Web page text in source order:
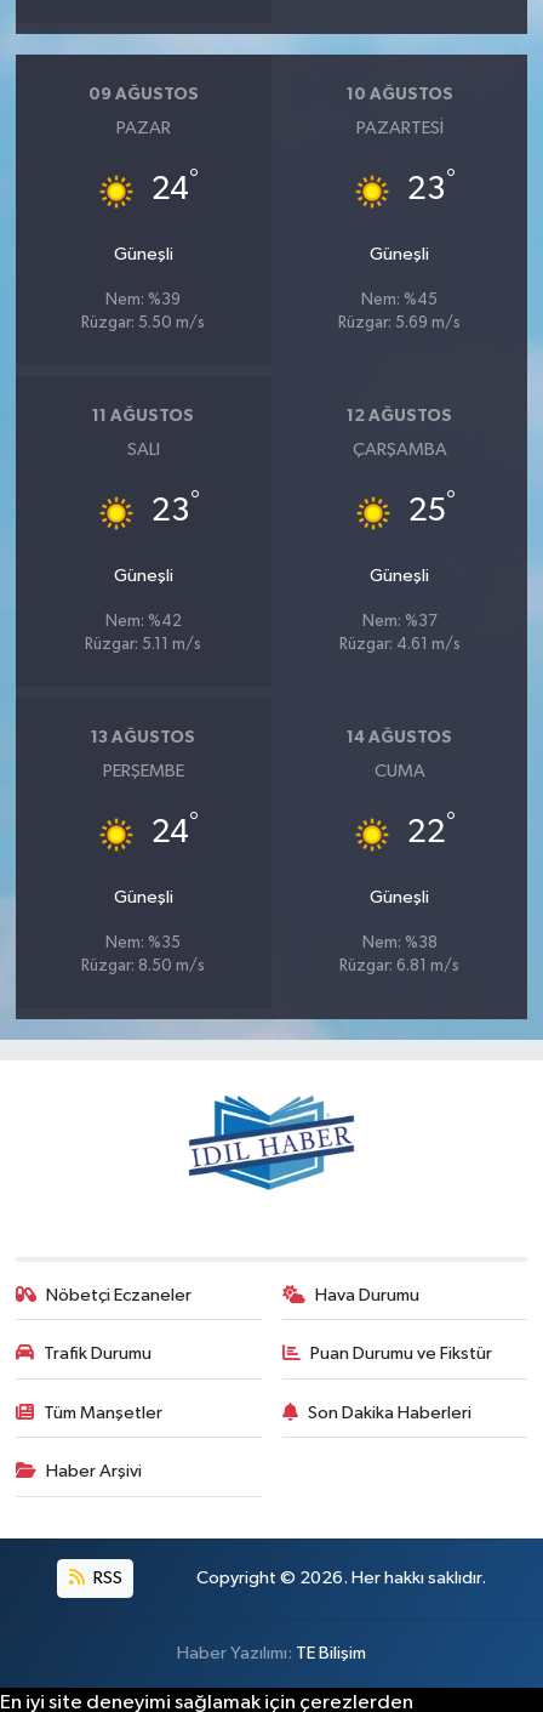
09 AĞUSTOS
PAZAR
24°
Güneşli
Nem: %39
Rüzgar: 5.50 m/s
10 AĞUSTOS
PAZARTESI
23°
Güneşli
Nem: %45
Rüzgar: 5.69 m/s
11 AĞUSTOS
SALI
23°
Güneşli
Nem: %42
Rüzgar: 5.11 m/s
12 AĞUSTOS
ÇARŞAMBA
25°
Güneşli
Nem: %37
Rüzgar: 4.61 m/s
13 AĞUSTOS
PERŞEMBE
24°
Güneşli
Nem: %35
Rüzgar: 8.50 m/s
14 AĞUSTOS
CUMA
22°
Güneşli
Nem: %38
Rüzgar: 6.81 m/s
Nöbetçi Eczaneler Hava Durumu
Trafik Durumu Puan Durumu ve Fikstür
Tüm Manşetler Son Dakika Haberleri
Haber Arşivi
RSS Copyright © 2026. Her hakkı saklıdır.
Haber Yazılımı: TE Bilişim
En iyi site deneyimi sağlamak için çerezlerden